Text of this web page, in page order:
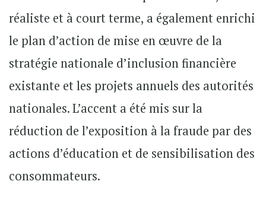
réaliste et à court terme, a également enrichi
le plan d’action de mise en œuvre de la
stratégie nationale d’inclusion financière
existante et les projets annuels des autorités
nationales. L’accent a été mis sur la
réduction de l’exposition à la fraude par des
actions d’éducation et de sensibilisation des
consommateurs.